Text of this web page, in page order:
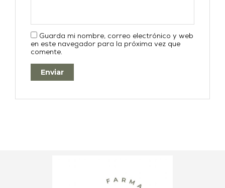
Guarda mi nombre, correo electrónico y web
en este navegador para la próxima vez que
comente.